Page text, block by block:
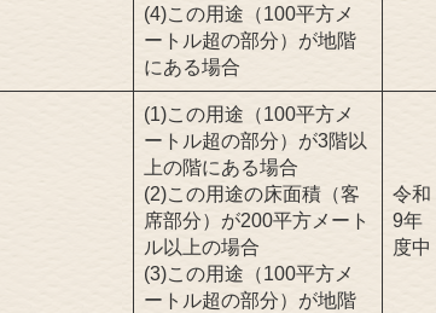
(4)この用途（100平方メ
ートル超の部分）が地階
にある場合
(1)この用途（100平方メ
ートル超の部分）が3階以
上の階にある場合
(2)この用途の床面積（客
席部分）が200平方メート
ル以上の場合
(3)この用途（100平方メ
ートル超の部分）が地階
令和
9年
度中